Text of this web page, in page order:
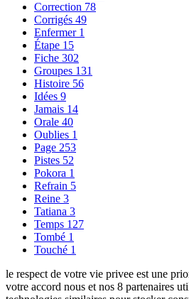
Correction 78
Corrigés 49
Enfermer 1
Étape 15
Fiche 302
Groupes 131
Histoire 56
Idées 9
Jamais 14
Orale 40
Oublies 1
Page 253
Pistes 52
Pokora 1
Refrain 5
Reine 3
Tatiana 3
Temps 127
Tombé 1
Touché 1
le respect de votre vie privee est une
votre accord nous et nos 8 partenaires